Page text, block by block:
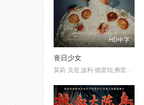
HD中字
丧日少女
莫莉·戈登,波利·德雷珀,弗雷德·迈拉麦德,杰姬·霍夫曼,桑德拉·詹姆斯,Cilda,Shaur,黛博拉·奥夫纳,Rachel,Sennott,Ariel,Eliaz,Danny,Deferrari